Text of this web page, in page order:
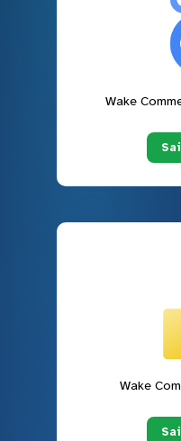
Wake
Wake